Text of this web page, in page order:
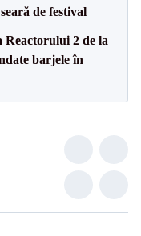
de festival
Reactorului 2 de la
barjele în